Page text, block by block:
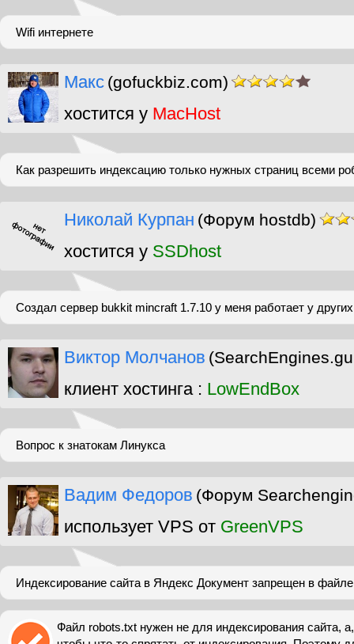
Wifi интернете
Макс (gofuckbiz.com)
хостится у MacHost
Как разрешить индексацию только нужных страниц всеми
Николай Курпан (Форум hostdb)
хостится у SSDhost
Создал сервер bukkit mincraft 1.7.10 у меня работает у
Виктор Молчанов
клиент хостинга : LowEndBox
Вопрос к знатокам Линукса
Вадим Федоров (Форум
использует VPS от GreenVPS
Индексирование сайта в Яндекс Документ запрещен в
Файл robots.txt нужен не для индексирования сайта,